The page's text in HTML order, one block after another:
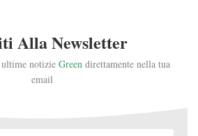
Alla Newsletter
notizie Greendirettamente nella tua
email